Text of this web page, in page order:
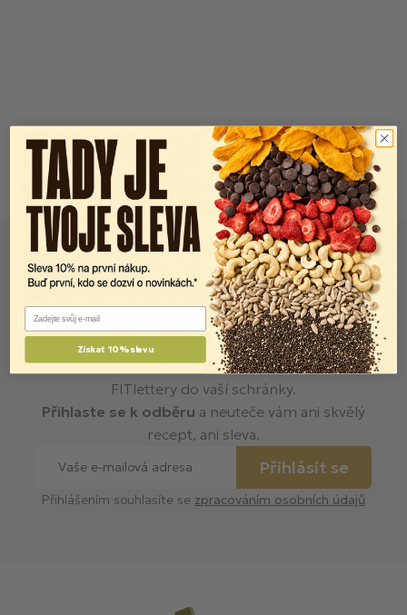
Newsletter
FITlettery do vaší schránky.
Přihlaste se k odběru a neuteče vám ani skvělý
recept, ani sleva.
Přihlásit se
Přihlášením souhlasíte se zpracováním osobních údajů
Email
Získat 10% slevu